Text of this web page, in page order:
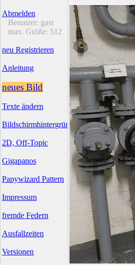
Abmelden
Benutzer: gast
max. Größe: 512
neu Registrieren
Anleitung
neues Bild
Texte ändern
Bildschirmhintergründe
2D, Off-Topic
Gigapanos
Papywizard Pattern
Impressum
fremde Federn
Ausfallzeiten
Versionen